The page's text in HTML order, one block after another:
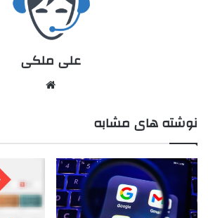
علی ملکی
نوشته های مشابه